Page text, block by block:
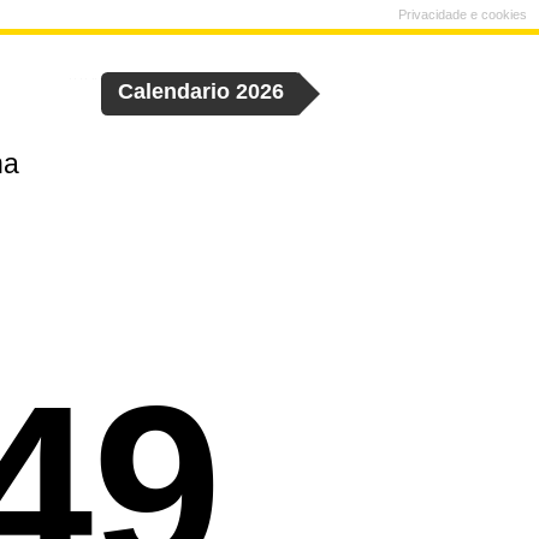
Calendario 2026
Privacidade e cookies